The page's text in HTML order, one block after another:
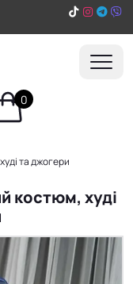
0
та джогери
костюм, худі